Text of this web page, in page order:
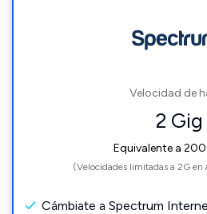
Velocidad de
2 Gig
Equivalente a
(Velocidades limitadas a 2G en
Cámbiate a Spectrum